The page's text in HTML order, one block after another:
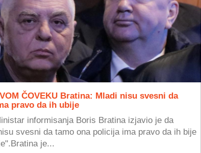
ČOVEKU Bratina: Mladi nisu svesni da
pravo da ih ubije
informisanja Boris Bratina izjavio je da
svesni da tamo ona policija ima pravo da ih bije
je...